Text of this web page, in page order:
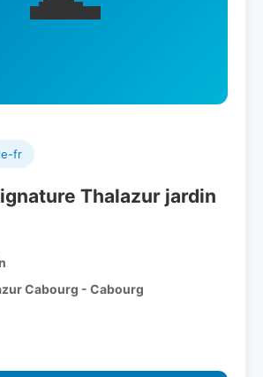
fr
Thalazur jardin
Cabourg - Cabourg